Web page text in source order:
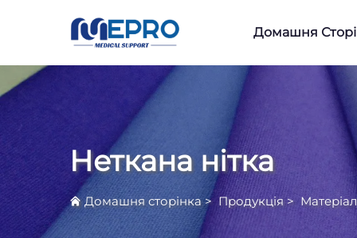
Домашня
Неткана нітка
Домашня сторінка> Продукція>